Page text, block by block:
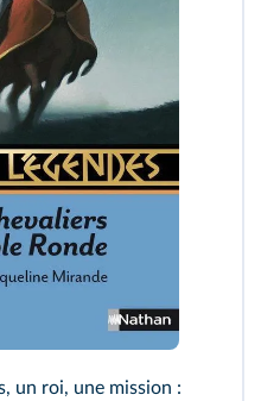
un roi, une mission :